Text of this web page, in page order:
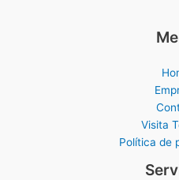
Visita
Política de